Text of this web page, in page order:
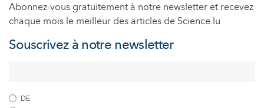
Abonnez-vous gratuitement à notre newsletter et recevez
chaque mois le meilleur des articles de Science.lu
Souscrivez à notre newsletter
DE